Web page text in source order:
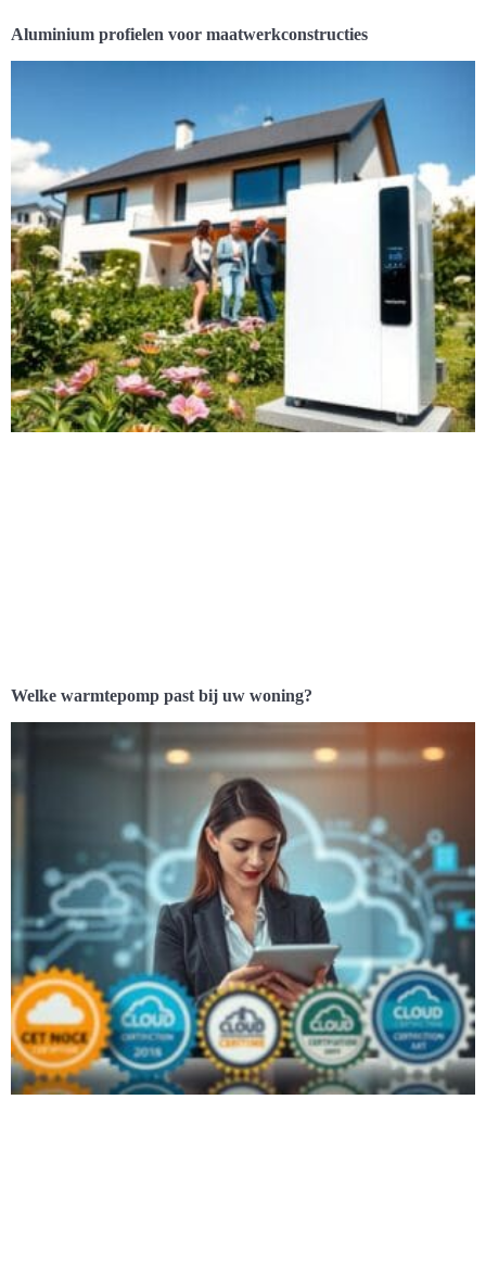
Aluminium profielen voor maatwerkconstructies
Welke warmtepomp past bij uw woning?